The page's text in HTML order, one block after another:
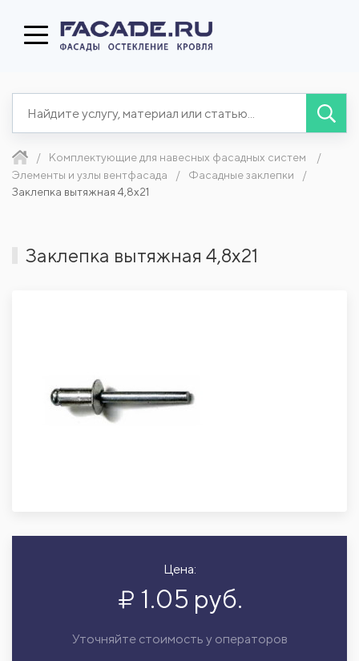
Комплектующие для навесных фасадных систем
Элементы и узлы вентфасада
Фасадные заклепки
Заклепка вытяжная 4,8х21
Заклепка вытяжная 4,8х21
Цена:
1.05 руб.
Уточняйте стоимость у операторов